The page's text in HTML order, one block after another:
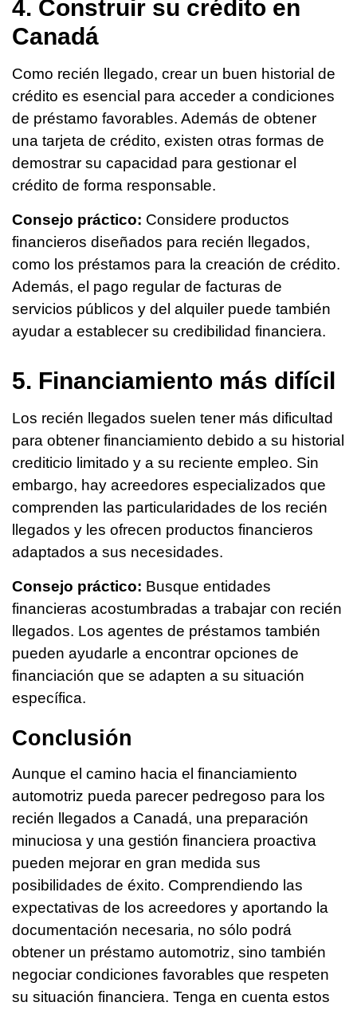
4. Construir su crédito en
Canadá
Como recién llegado, crear un buen historial de
crédito es esencial para acceder a condiciones
de préstamo favorables. Además de obtener
una tarjeta de crédito, existen otras formas de
demostrar su capacidad para gestionar el
crédito de forma responsable.
Consejo práctico: Considere productos
financieros diseñados para recién llegados,
como los préstamos para la creación de crédito.
Además, el pago regular de facturas de
servicios públicos y del alquiler puede también
ayudar a establecer su credibilidad financiera.
5. Financiamiento más difícil
Los recién llegados suelen tener más dificultad
para obtener financiamiento debido a su historial
crediticio limitado y a su reciente empleo. Sin
embargo, hay acreedores especializados que
comprenden las particularidades de los recién
llegados y les ofrecen productos financieros
adaptados a sus necesidades.
Consejo práctico: Busque entidades
financieras acostumbradas a trabajar con recién
llegados. Los agentes de préstamos también
pueden ayudarle a encontrar opciones de
financiación que se adapten a su situación
específica.
Conclusión
Aunque el camino hacia el financiamiento
automotriz pueda parecer pedregoso para los
recién llegados a Canadá, una preparación
minuciosa y una gestión financiera proactiva
pueden mejorar en gran medida sus
posibilidades de éxito. Comprendiendo las
expectativas de los acreedores y aportando la
documentación necesaria, no sólo podrá
obtener un préstamo automotriz, sino también
negociar condiciones favorables que respeten
su situación financiera. Tenga en cuenta estos